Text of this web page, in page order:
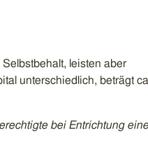
leisten aber
unterschiedlich, beträgt
bei Entrichtung